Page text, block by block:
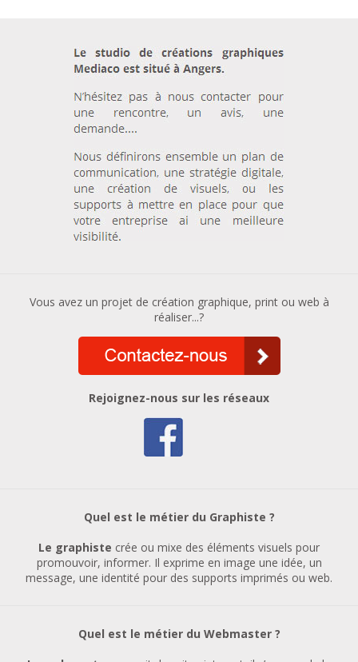
Vous avez un projet de création graphique, print ou web à
réaliser...?
Rejoignez-nous sur les réseaux
Quel est le métier du Graphiste ?
Le graphiste crée ou mixe des éléments visuels pour
promouvoir, informer. Il exprime en image une idée, un
message, une identité pour des supports imprimés ou web.
Quel est le métier du Webmaster ?